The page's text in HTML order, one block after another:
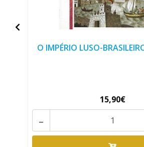
O IMPÉRIO LUSO-
15,90€
-